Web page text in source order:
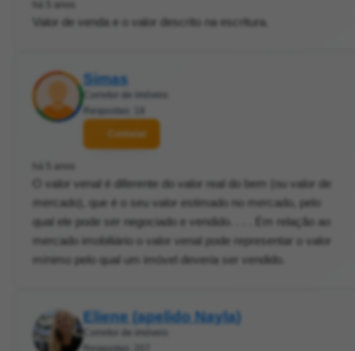
Valor de venda e o valor descrito na escritura.
Simas
Contatar
O valor venal é diferente do valor real do bem (ou valor de
mercado), que é o seu valor estimado no mercado, pelo
qual ele pode ser negociado e vendido. . . . Em relação ao
mercado imobiliário o valor venal pode representar o valor
mínimo pelo qual um imóvel deveria ser vendido.
Eliene (apelido Nayla)